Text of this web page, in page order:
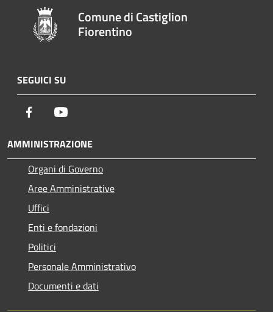
Comune di Castiglion
Fiorentino
SEGUICI SU
Facebook
AMMINISTRAZIONE
Organi di Governo
Aree Amministrative
Uffici
Enti e fondazioni
Politici
Personale Amministrativo
Documenti e dati